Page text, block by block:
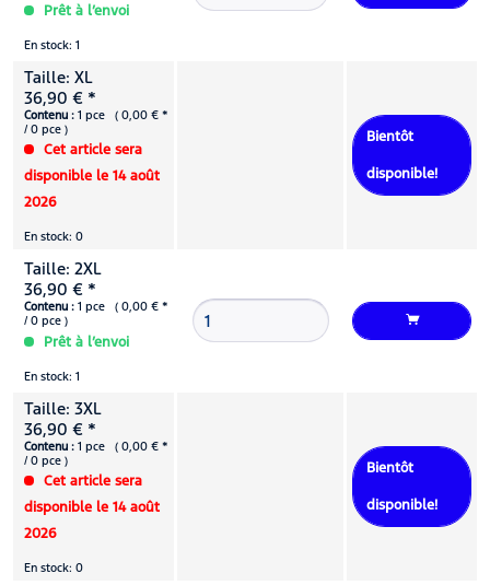
Prêt à l’envoi
En stock: 1
Taille: XL
36,90 € *
Contenu : 1 pce ( 0,00 € *
/ 0 pce )
Cet article sera
disponible le 14 août
2026
En stock: 0
Bientôt
disponible!
Taille: 2XL
36,90 € *
Contenu : 1 pce ( 0,00 € *
/ 0 pce )
Prêt à l’envoi
En stock: 1
Taille: 3XL
36,90 € *
Contenu : 1 pce ( 0,00 € *
/ 0 pce )
Cet article sera
disponible le 14 août
2026
En stock: 0
Bientôt
disponible!